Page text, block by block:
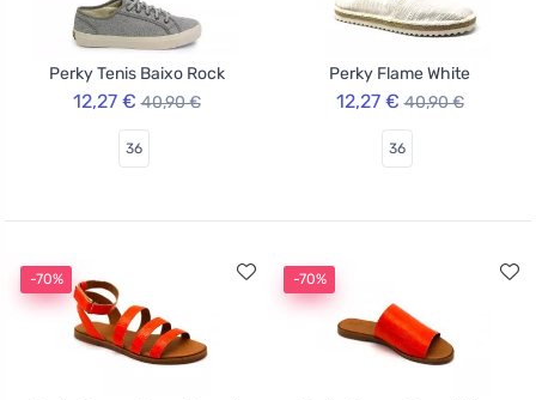
Perky Tenis Baixo Rock
12,27 € 40,90 €
36
Perky Flame White
12,27 € 40,90 €
36
-70% -70%